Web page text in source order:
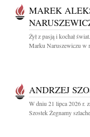
MAREK
Żył z pasją i kochał
Marku Naruszewiczu w
ANDRZEJ
W dniu 21 lipca 2026 r.
Szostek Żegnamy